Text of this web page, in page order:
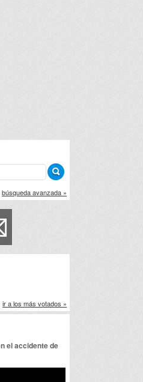
búsqueda avanzada »
ir a los más votados »
el accidente de